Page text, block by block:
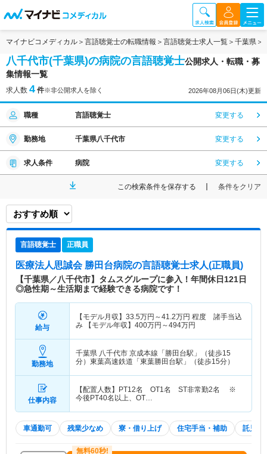
マイナビコメディカル 言語聴覚士の転職情報 言語聴覚士求人一覧 千葉県
八千代市(千葉県)の病院の言語聴覚士公開求人・転職・募
集情報一覧
求人数 4 件※非公開求人を除く 2026年08月06日(木)更新
職種 言語聴覚士 変更する
勤務地 千葉県八千代市 変更する
求人条件 病院 変更する
この検索条件を保存する 条件をクリア
言語聴覚士 正職員
医療法人思誠会 勝田台病院の言語聴覚士求人(正職員)
【千葉県／八千代市】タムスグループに参入！年間休日121日
◎急性期～生活期まで経験できる病院です！
給与
【モデル月収】 33.5万円～41.2万円 程度 諸手当込
み 【モデル年収】 400万円～494万円
勤務地
千葉県 八千代市 京成本線「勝田台駅」（徒歩15
分）東葉高速鉄道「東葉勝田台駅」（徒歩15分）
仕事内容
【配置人数】PT12名 OT1名 ST非常勤2名 ※
今後PT40名以上、OT…
車通勤可 残業少なめ 寮・借り上げ 住宅手当・補助 託児所